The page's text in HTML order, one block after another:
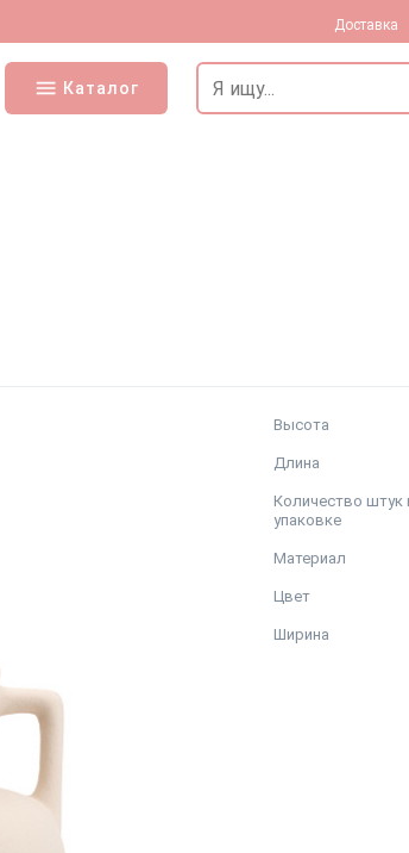
Доставка
Каталог
Высота
Длина
Количество штук
упаковке
Материал
Цвет
Ширина